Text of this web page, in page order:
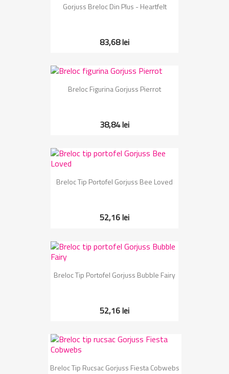
Gorjuss Breloc Din Plus - Heartfelt
83,68 lei
Breloc Figurina Gorjuss Pierrot
38,84 lei
Breloc Tip Portofel Gorjuss Bee Loved
52,16 lei
Breloc Tip Portofel Gorjuss Bubble Fairy
52,16 lei
Breloc Tip Rucsac Gorjuss Fiesta Cobwebs